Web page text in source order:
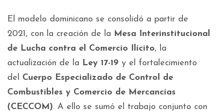
El modelo dominicano se consolidó a partir de
2021, con la creación de la Mesa Interinstitucional
de Lucha contra el Comercio Ilícito, la
actualización de la Ley 17-19 y el fortalecimiento
del Cuerpo Especializado de Control de
Combustibles y Comercio de Mercancías
(CECCOM). A ello se sumó el trabajo conjunto con